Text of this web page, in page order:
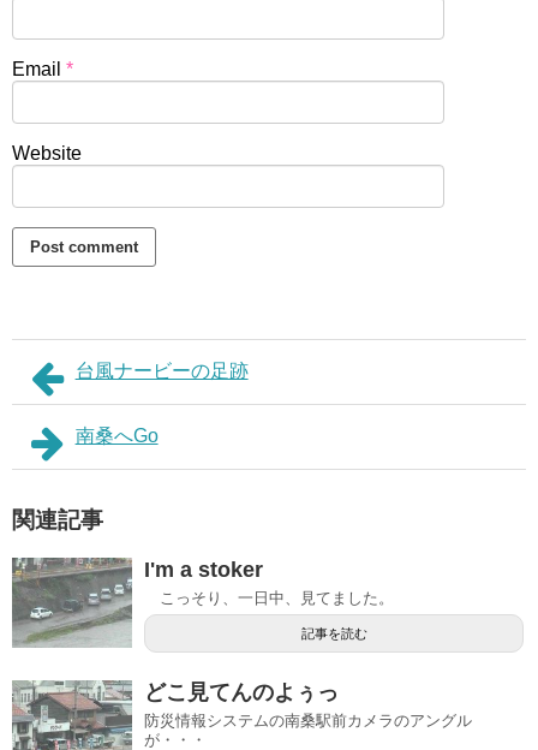
Email *
Website
台風ナービーの足跡
南桑へGo
関連記事
I'm a stoker
こっそり、一日中、見てました。
記事を読む
どこ見てんのよぅっ
防災情報システムの南桑駅前カメラのアングル
が・・・